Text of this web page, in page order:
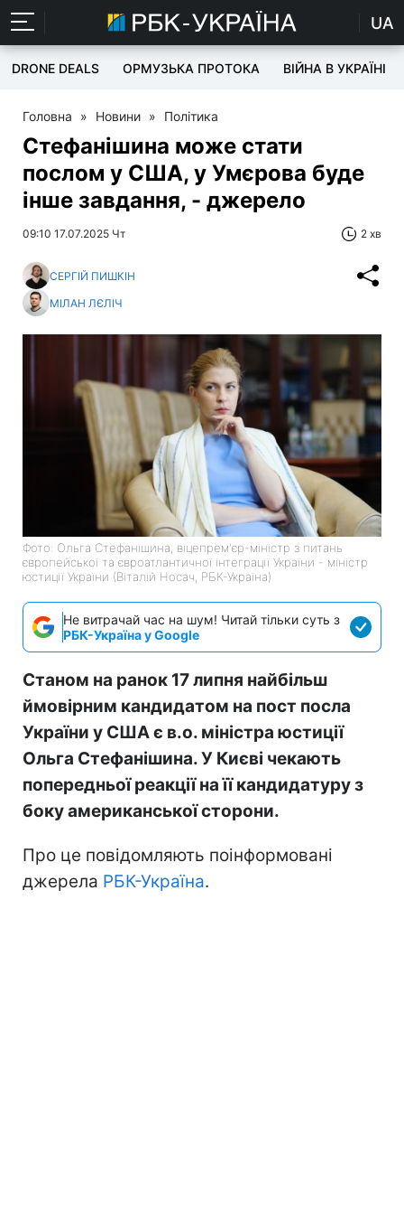
UA
DRONE DEALS ОРМУЗЬКА ПРОТОКА ВІЙНА В УКРАЇНІ
Головна » Новини » Політика
Стефанішина може стати
послом у США, у Умєрова буде
інше завдання, - джерело
09:10 17.07.2025 Чт 2 хв
СЕРГІЙ ПИШКІН
МІЛАН ЛЄЛІЧ
Фото: Ольга Стефанішина, віцепрем'єр-міністр з питань
європейської та євроатлантичної інтеграції України - міністр
юстиції України (Віталій Носач, РБК-Україна)
Не витрачай час на шум! Читай тільки суть з
РБК-Україна у Google
Станом на ранок 17 липня найбільш
ймовірним кандидатом на пост посла
України у США є в.о. міністра юстиції
Ольга Стефанішина. У Києві чекають
попередньої реакції на її кандидатуру з
боку американської сторони.
Про це повідомляють поінформовані
джерела РБК-Україна.